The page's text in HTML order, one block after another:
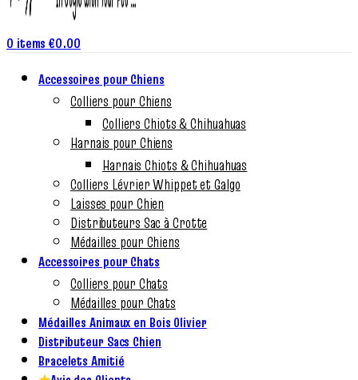
0 items €0.00
Accessoires pour Chiens
Colliers pour Chiens
Colliers Chiots & Chihuahuas
Harnais pour Chiens
Harnais Chiots & Chihuahuas
Colliers Lévrier Whippet et Galgo
Laisses pour Chien
Distributeurs Sac à Crotte
Médailles pour Chiens
Accessoires pour Chats
Colliers pour Chats
Médailles pour Chats
Médailles Animaux en Bois Olivier
Distributeur Sacs Chien
Bracelets Amitié